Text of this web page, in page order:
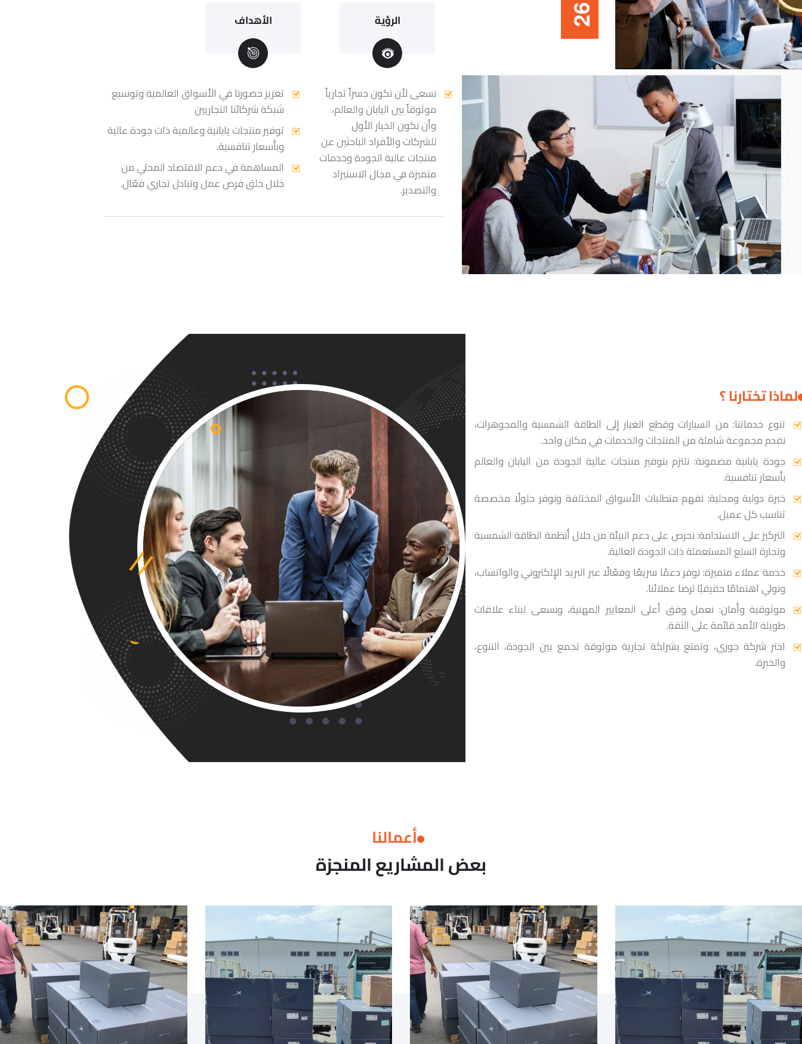
2
6
الرؤية
نسعى لأن نكون جسراً تجارياً
موثوقاً بين اليابان والعالم،
وأن نكون الخيار الأول
للشركات والأفراد الباحثين عن
منتجات عالية الجودة وخدمات
متميزة في مجال الاستيراد
والتصدير.
الأهداف
تعزيز حضورنا في الأسواق العالمية وتوسيع
شبكة شركائنا التجاريين
توفير منتجات يابانية وعالمية ذات جودة عالية
وبأسعار تنافسية.
المساهمة في دعم الاقتصاد المحلي من
خلال خلق فرص عمل وتبادل تجاري فعّال.
لماذا تختارنا ؟
تنوع خدماتنا: من السيارات وقطع الغيار إلى الطاقة الشمسية والمجوهرات،
نقدم مجموعة شاملة من المنتجات والخدمات في مكان واحد.
جودة يابانية مضمونة: نلتزم بتوفير منتجات عالية الجودة من اليابان والعالم
بأسعار تنافسية.
خبرة دولية ومحلية: نفهم متطلبات الأسواق المختلفة ونوفر حلولًا مخصصة
تناسب كل عميل.
التركيز على الاستدامة: نحرص على دعم البيئة من خلال أنظمة الطاقة الشمسية
وتجارة السلع المستعملة ذات الجودة العالية.
خدمة عملاء متميزة: نوفر دعمًا سريعًا وفعّالًا عبر البريد الإلكتروني والواتساب،
ونولي اهتمامًا حقيقيًا لرضا عملائنا.
موثوقية وأمان: نعمل وفق أعلى المعايير المهنية، ونسعى لبناء علاقات
طويلة الأمد قائمة على الثقة.
اختر شركة جوري، وتمتع بشراكة تجارية موثوقة تجمع بين الجودة، التنوع،
والخبرة.
أعمالنا
بعض المشاريع المنجزة